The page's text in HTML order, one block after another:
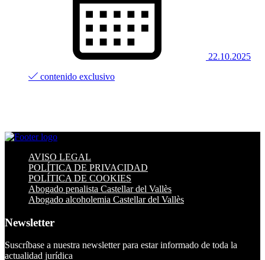
22.10.2025
contenido exclusivo
AVISO LEGAL
POLÍTICA DE PRIVACIDAD
POLÍTICA DE COOKIES
Abogado penalista Castellar del Vallès
Abogado alcoholemia Castellar del Vallès
Newsletter
Suscríbase a nuestra newsletter para estar informado de toda la
actualidad jurídica